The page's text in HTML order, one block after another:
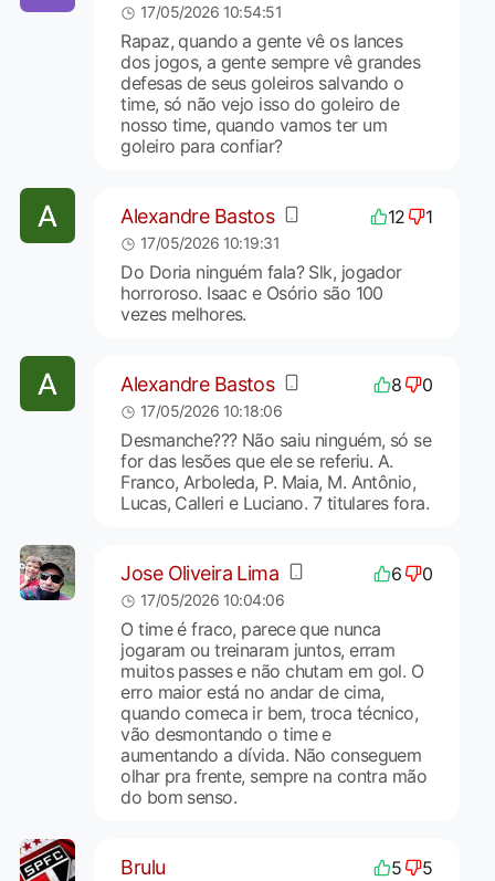
17/05/2026 10:54:51
Rapaz, quando a gente vê os lances
dos jogos, a gente sempre vê grandes
defesas de seus goleiros salvando o
time, só não vejo isso do goleiro de
nosso time, quando vamos ter um
goleiro para confiar?
Alexandre Bastos 12 1
17/05/2026 10:19:31
Do Doria ninguém fala? Slk, jogador
horroroso. Isaac e Osório são 100
vezes melhores.
Alexandre Bastos 8 0
17/05/2026 10:18:06
Desmanche??? Não saiu ninguém, só se
for das lesões que ele se referiu. A.
Franco, Arboleda, P. Maia, M. Antônio,
Lucas, Calleri e Luciano. 7 titulares fora.
Jose Oliveira Lima 6 0
17/05/2026 10:04:06
O time é fraco, parece que nunca
jogaram ou treinaram juntos, erram
muitos passes e não chutam em gol. O
erro maior está no andar de cima,
quando comeca ir bem, troca técnico,
vão desmontando o time e
aumentando a dívida. Não conseguem
olhar pra frente, sempre na contra mão
do bom senso.
Brulu 5 5